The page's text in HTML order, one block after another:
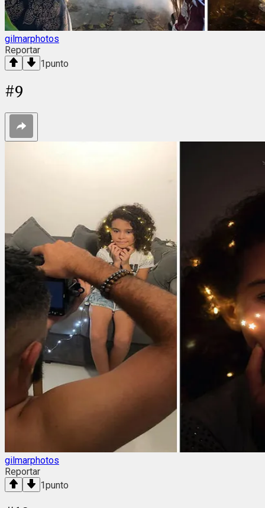
gilmarphotos
Reportar
1punto
#9
gilmarphotos
Reportar
1punto